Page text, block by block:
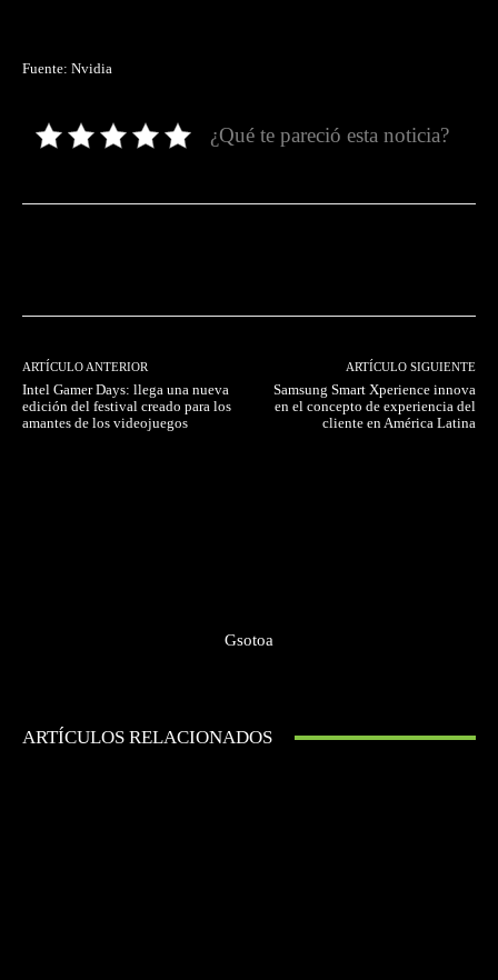
Fuente: Nvidia
¿Qué te pareció esta noticia?
ARTÍCULO ANTERIOR
Intel Gamer Days: llega una nueva
edición del festival creado para los
amantes de los videojuegos
ARTÍCULO SIGUIENTE
Samsung Smart Xperience innova
en el concepto de experiencia del
cliente en América Latina
Gsotoa
ARTÍCULOS RELACIONADOS